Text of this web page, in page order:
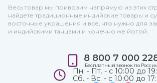
Весь товар мы привозим напрямую из этих
найдете традиционные индийские товары и
восточные украшения и все, что нужно для
и индийскими танцами и конечно же йогой.
8 800 7 000
Бесплатный звонок по
Пн. - Пт. - с 10:00 до
Сб. - Вс. - с 10:00 до